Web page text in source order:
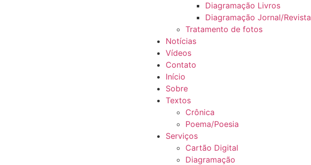
Diagramação Livros
Diagramação Jornal/Revista
Tratamento de fotos
Notícias
Vídeos
Contato
Início
Sobre
Textos
Crônica
Poema/Poesia
Serviços
Cartão Digital
Diagramação